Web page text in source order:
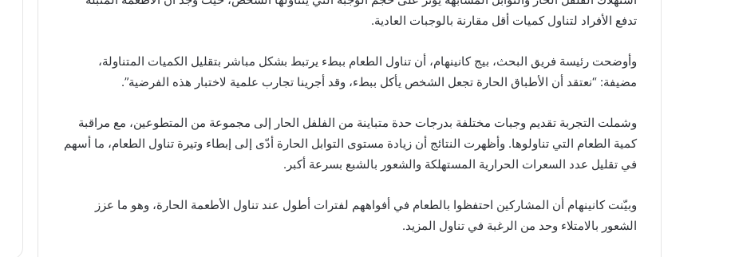
تدفع الأفراد لتناول كميات أقل مقارنة بالوجبات العادية.
وأوضحت رئيسة فريق البحث، بيج كانينهام، أن تناول الطعام ببطء يرتبط بشكل مباشر بتقليل الكميات المتناولة،
مضيفة: “نعتقد أن الأطباق الحارة تجعل الشخص يأكل ببطء، وقد أجرينا تجارب علمية لاختبار هذه الفرضية”.
وشملت التجربة تقديم وجبات مختلفة بدرجات حدة متباينة من الفلفل الحار إلى مجموعة من المتطوعين، مع مراقبة
كمية الطعام التي تناولوها. وأظهرت النتائج أن زيادة مستوى التوابل الحارة أدّى إلى إبطاء وتيرة تناول الطعام، ما أسهم
في تقليل عدد السعرات الحرارية المستهلكة والشعور بالشبع بسرعة أكبر.
وبيّنت كانينهام أن المشاركين احتفظوا بالطعام في أفواههم لفترات أطول عند تناول الأطعمة الحارة، وهو ما عزز
الشعور بالامتلاء وحد من الرغبة في تناول المزيد.